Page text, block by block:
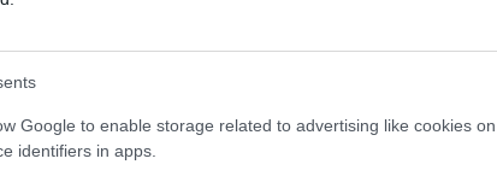
Google to enable storage related to advertising like cookies on
identifiers in apps.
insoutenable, souvent comparé à un système
investisseurs sont utilisés pour rémunérer les
viabilité.